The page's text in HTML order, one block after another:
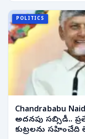
POLITICS
Chandrababu
అదనపు సబ్సిడీ..
కుట్రలను సహించేది